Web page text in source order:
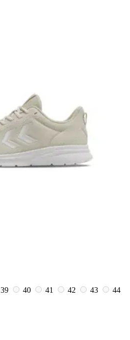
39 40 41 42 43
44